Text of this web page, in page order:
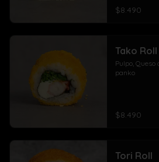
$8.490
Tako Roll
Pulpo, Queso
panko
$8.490
Tori Roll